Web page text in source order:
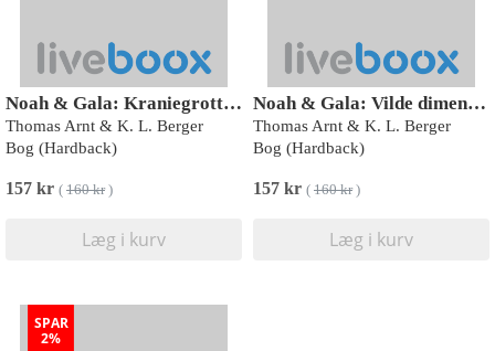
Noah & Gala: Kraniegrottens hemmelighed
Thomas Arnt & K. L. Berger
Bog (Hardback)
157 kr ( 160 kr)
Læg i kurv
Noah & Gala: Vilde dimensioner
Thomas Arnt & K. L. Berger
Bog (Hardback)
157 kr ( 160 kr)
Læg i kurv
SPAR
2%